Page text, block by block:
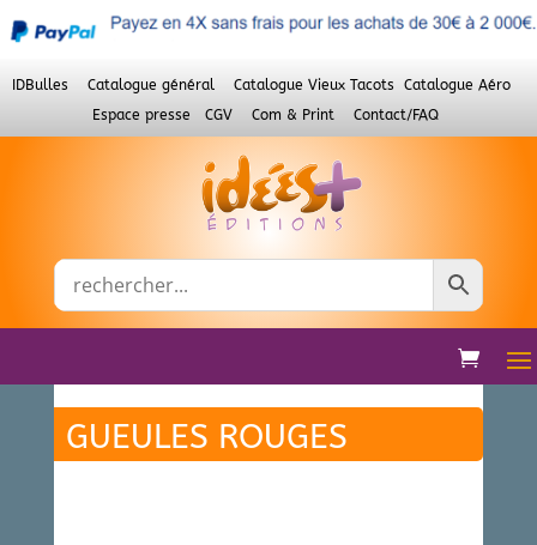
IDBulles Catalogue général Catalogue Vieux Tacots
Catalogue Aéro
Espace presseCGV Com & Print Contact/FAQ
GUEULES ROUGES